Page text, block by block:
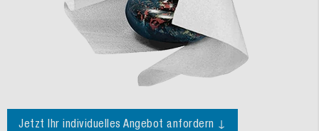
Jetzt Ihr individuelles Angebot anfordern ↓